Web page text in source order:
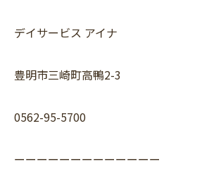
デイサービス アイナ
豊明市三崎町高鴨2-3
0562-95-5700
ーーーーーーーーーーーーー